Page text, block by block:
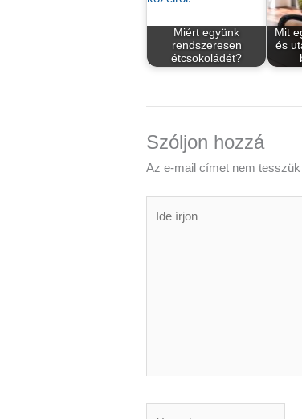
Miért együnk
rendszeresen
étcsokoládét?
Mit
és
Szóljon hozzá
Az e-mail címet nem